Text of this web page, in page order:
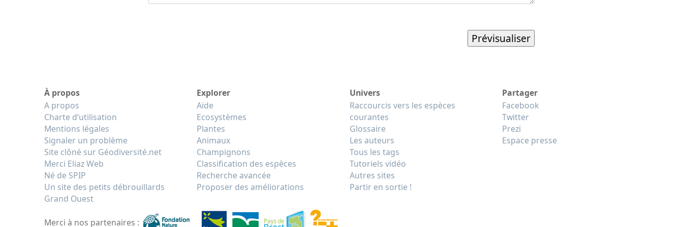
À propos
A propos
Charte d’utilisation
Mentions légales
Signaler un problème
Site clôné sur Géodiversité.net
Merci Eliaz Web
Né de SPIP
Un site des petits débrouillards
Grand Ouest
Explorer
Aide
Ecosystèmes
Plantes
Animaux
Champignons
Classification des espèces
Recherche avancée
Proposer des améliorations
Univers
Raccourcis vers les espèces
courantes
Glossaire
Les auteurs
Tous les tags
Tutoriels vidéo
Autres sites
Partir en sortie !
Partager
Facebook
Twitter
Prezi
Espace presse
Merci à nos partenaires :